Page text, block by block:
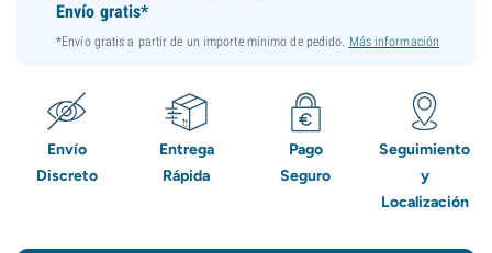
Envío gratis*
*Envío gratis a partir de un importe mínimo de pedido. Más información
Envío
Discreto
Entrega
Rápida
Pago
Seguro
Seguimiento
y
Localización